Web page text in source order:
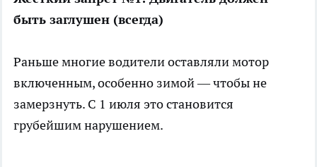
быть заглушен (всегда)
Раньше многие водители оставляли мотор
включенным, особенно зимой — чтобы не
замерзнуть. С 1 июля это становится
грубейшим нарушением.